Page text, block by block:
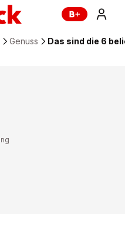
Genuss Das sind die 6